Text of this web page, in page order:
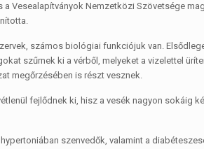
Vesealapítványok Nemzetközi Szövetsége
számos biológiai funkciójuk van.
szűrnek ki a vérből, melyeket a vizelettel
megőrzésében is részt vesznek.
fejlődnek ki, hisz a vesék nagyon sokáig
szenvedők, valamint a